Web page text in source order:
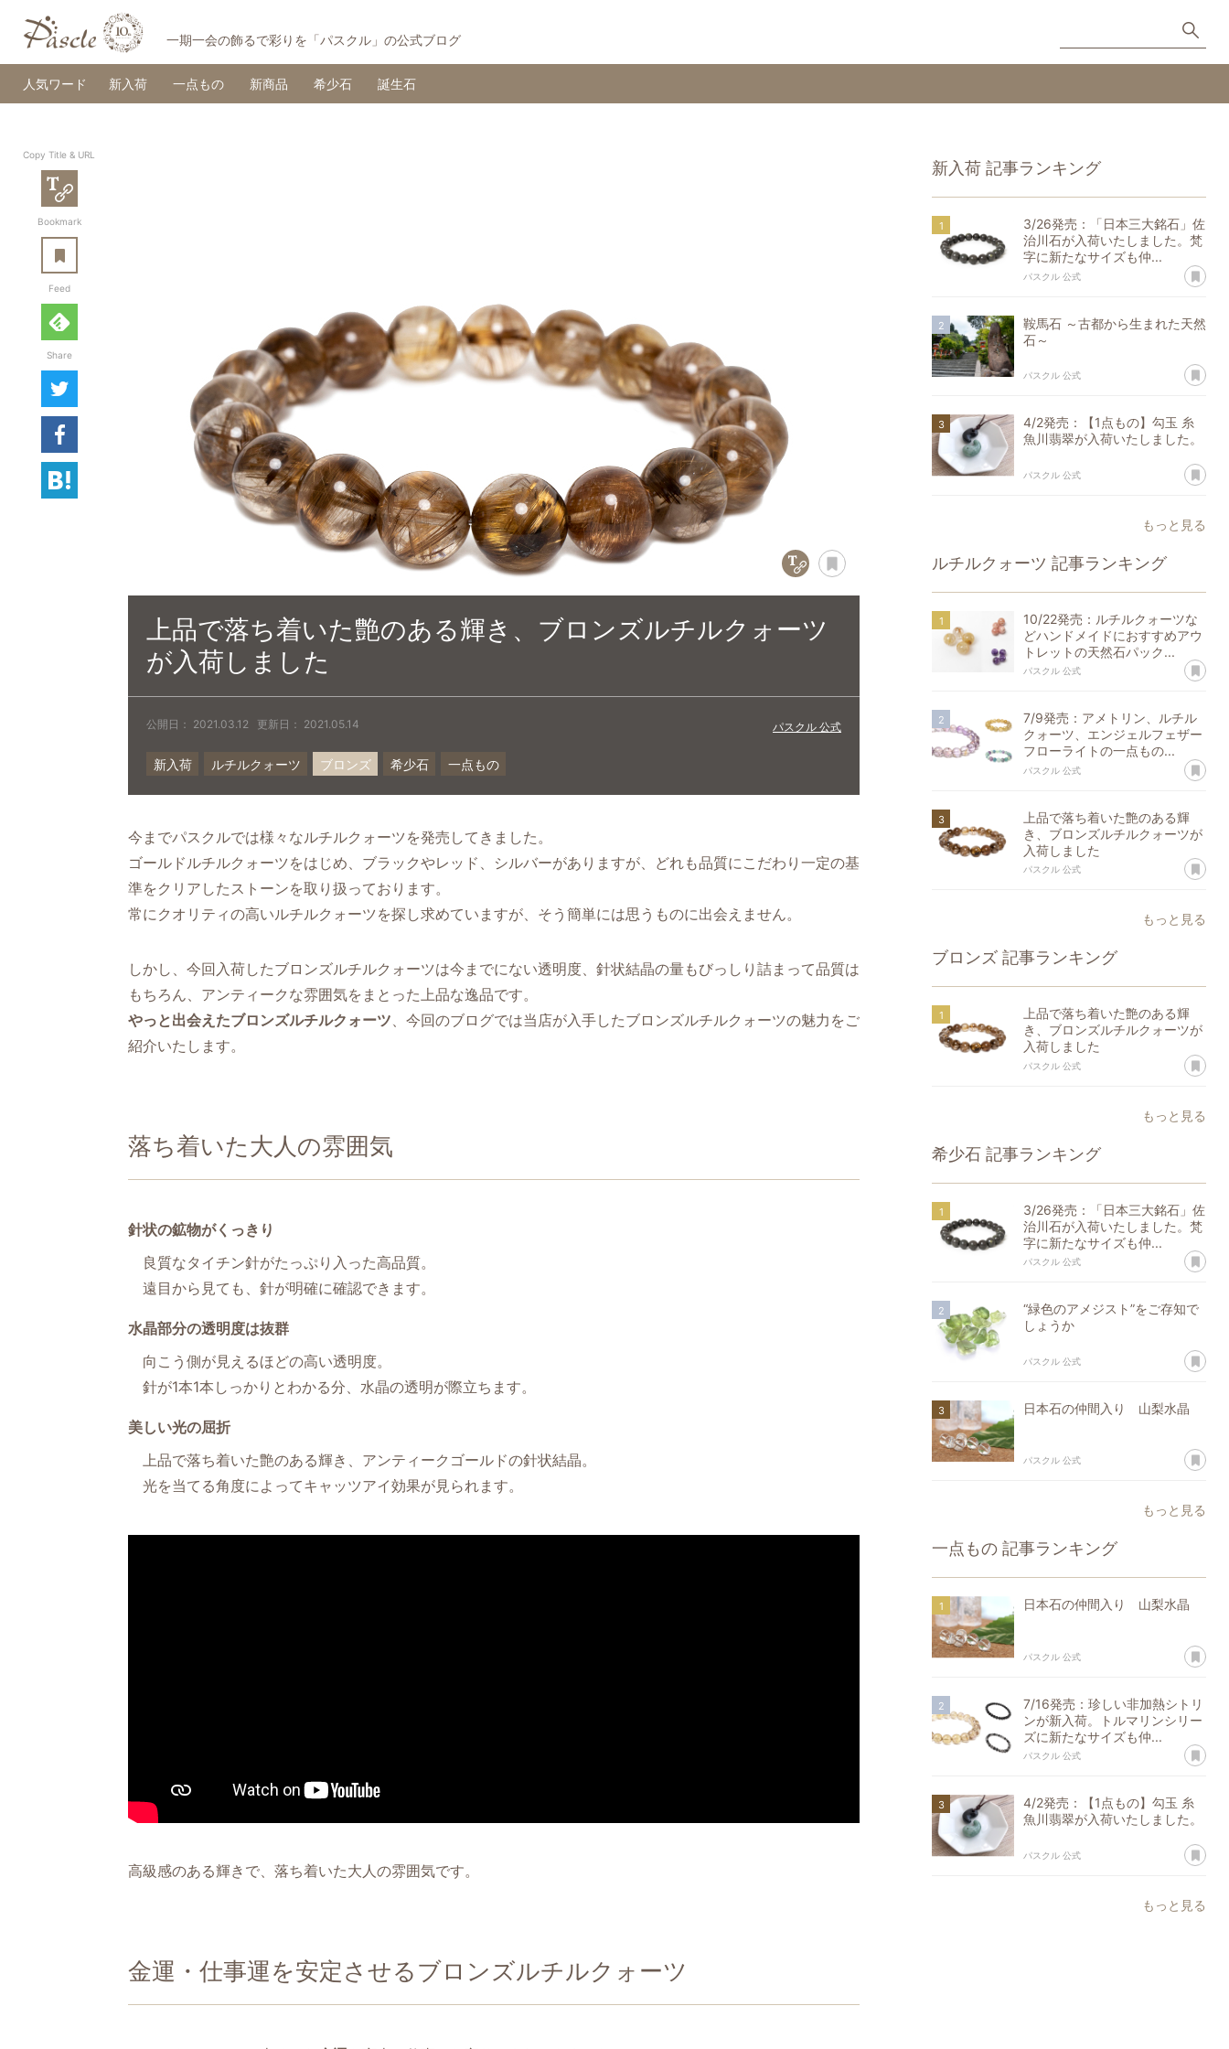
一期一会の飾るで彩りを「パスクル」の公式ブログ
人気ワード 新入荷 一点もの 新商品 希少石 誕生石
Copy Title & URL
Bookmark
Feed
Share
上品で落ち着いた艶のある輝き、ブロンズルチルクォーツ
が入荷しました
公開日： 2021.03.12 更新日： 2021.05.14 パスクル 公式
Copy Title & URL
新入荷 ルチルクォーツ ブロンズ 希少石 一点もの
今までパスクルでは様々なルチルクォーツを発売してきました。
ゴールドルチルクォーツをはじめ、ブラックやレッド、シルバーがありますが、どれも品質にこだわり一定の基
準をクリアしたストーンを取り扱っております。
常にクオリティの高いルチルクォーツを探し求めていますが、そう簡単には思うものに出会えません。
しかし、今回入荷したブロンズルチルクォーツは今までにない透明度、針状結晶の量もびっしり詰まって品質は
もちろん、アンティークな雰囲気をまとった上品な逸品です。
やっと出会えたブロンズルチルクォーツ、今回のブログでは当店が入手したブロンズルチルクォーツの魅力をご
紹介いたします。
落ち着いた大人の雰囲気
針状の鉱物がくっきり
良質なタイチン針がたっぷり入った高品質。
遠目から見ても、針が明確に確認できます。
水晶部分の透明度は抜群
向こう側が見えるほどの高い透明度。
針が1本1本しっかりとわかる分、水晶の透明が際立ちます。
美しい光の屈折
上品で落ち着いた艶のある輝き、アンティークゴールドの針状結晶。
光を当てる角度によってキャッツアイ効果が見られます。
高級感のある輝きで、落ち着いた大人の雰囲気です。
金運・仕事運を安定させるブロンズルチルクォーツ
新入荷 記事ランキング
3/26発売：「日本三大銘石」佐
治川石が入荷いたしました。梵
字に新たなサイズも仲...
パスクル 公式 あ
鞍馬石 ～古都から生まれた天然
石～
パスクル 公式 あ
4/2発売：【1点もの】勾玉 糸
魚川翡翠が入荷いたしました。
パスクル 公式 あ
もっと見る
ルチルクォーツ 記事ランキング
10/22発売：ルチルクォーツな
どハンドメイドにおすすめアウ
トレットの天然石パック...
パスクル 公式 あ
7/9発売：アメトリン、ルチル
クォーツ、エンジェルフェザー
フローライトの一点もの...
パスクル 公式 あ
上品で落ち着いた艶のある輝
き、ブロンズルチルクォーツが
入荷しました
パスクル 公式 あ
もっと見る
ブロンズ 記事ランキング
上品で落ち着いた艶のある輝
き、ブロンズルチルクォーツが
入荷しました
パスクル 公式 あ
もっと見る
希少石 記事ランキング
3/26発売：「日本三大銘石」佐
治川石が入荷いたしました。梵
字に新たなサイズも仲...
パスクル 公式 あ
“緑色のアメジスト”をご存知で
しょうか
パスクル 公式 あ
日本石の仲間入り 山梨水晶
パスクル 公式 あ
もっと見る
一点もの 記事ランキング
日本石の仲間入り 山梨水晶
パスクル 公式 あ
7/16発売：珍しい非加熱シトリ
ンが新入荷。トルマリンシリー
ズに新たなサイズも仲...
パスクル 公式 あ
4/2発売：【1点もの】勾玉 糸
魚川翡翠が入荷いたしました。
パスクル 公式 あ
もっと見る